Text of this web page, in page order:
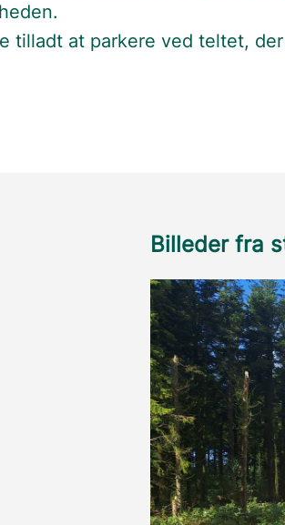
tilladt at parkere ved teltet,
Billeder fra